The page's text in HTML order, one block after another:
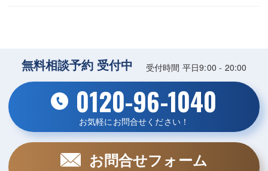
無料相談予約 受付中 受付時間 平日9:00 - 20:00
0120-96-1040
お気軽にお問合せください！
お問合せフォーム